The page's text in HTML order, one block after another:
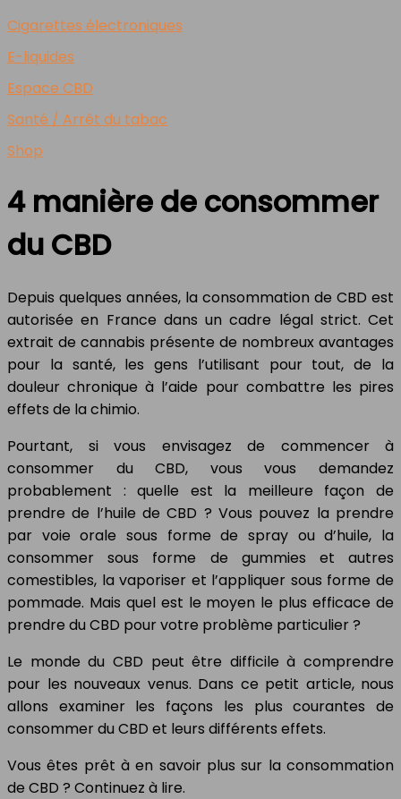
Cigarettes électroniques
E-liquides
Espace CBD
Santé / Arrêt du tabac
Shop
4 manière de consommer
du CBD
Depuis quelques années, la consommation de CBD est
autorisée en France dans un cadre légal strict. Cet
extrait de cannabis présente de nombreux avantages
pour la santé, les gens l’utilisant pour tout, de la
douleur chronique à l’aide pour combattre les pires
effets de la chimio.
Pourtant, si vous envisagez de commencer à
consommer du CBD, vous vous demandez
probablement : quelle est la meilleure façon de
prendre de l’huile de CBD ? Vous pouvez la prendre
par voie orale sous forme de spray ou d’huile, la
consommer sous forme de gummies et autres
comestibles, la vaporiser et l’appliquer sous forme de
pommade. Mais quel est le moyen le plus efficace de
prendre du CBD pour votre problème particulier ?
Le monde du CBD peut être difficile à comprendre
pour les nouveaux venus. Dans ce petit article, nous
allons examiner les façons les plus courantes de
consommer du CBD et leurs différents effets.
Vous êtes prêt à en savoir plus sur la consommation
de CBD ? Continuez à lire.